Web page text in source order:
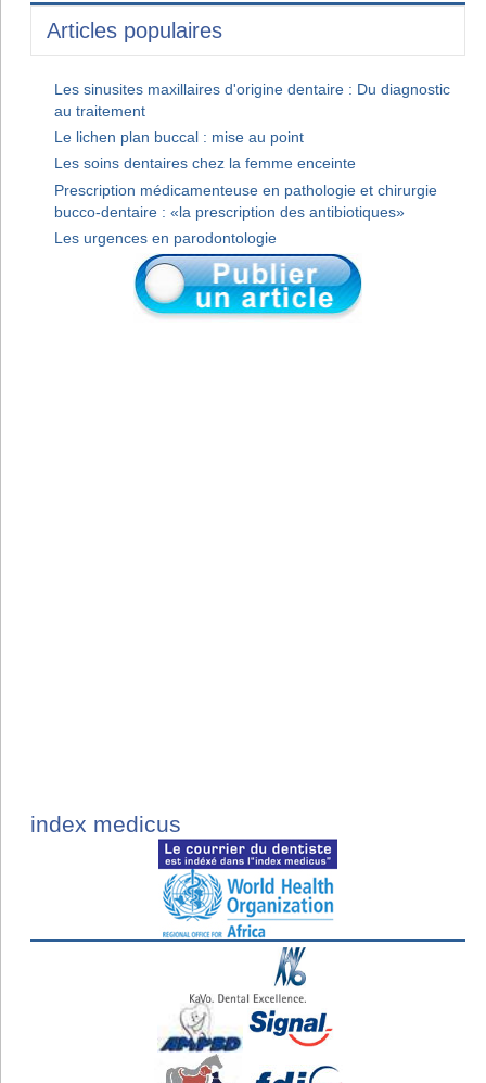
Articles populaires
Les sinusites maxillaires d'origine dentaire : Du diagnostic
au traitement
Le lichen plan buccal : mise au point
Les soins dentaires chez la femme enceinte
Prescription médicamenteuse en pathologie et chirurgie
bucco-dentaire : «la prescription des antibiotiques»
Les urgences en parodontologie
index medicus